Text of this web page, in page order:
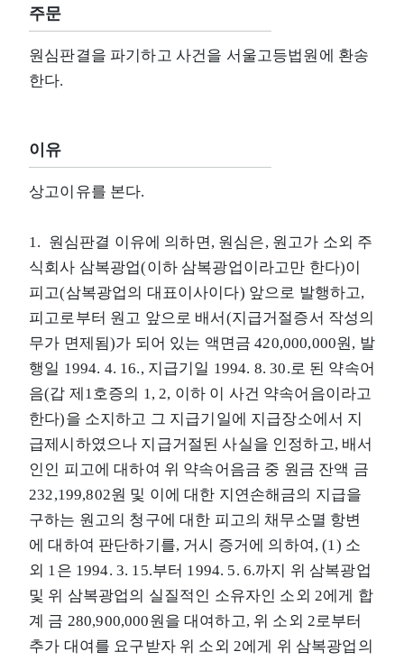
주문
원심판결을 파기하고 사건을 서울고등법원에 환송
한다.
이유
상고이유를 본다.
1. 원심판결 이유에 의하면, 원심은, 원고가 소외 주
식회사 삼복광업(이하 삼복광업이라고만 한다)이
피고(삼복광업의 대표이사이다) 앞으로 발행하고,
피고로부터 원고 앞으로 배서(지급거절증서 작성의
무가 면제됨)가 되어 있는 액면금 420,000,000원, 발
행일 1994. 4. 16., 지급기일 1994. 8. 30.로 된 약속어
음(갑 제1호증의 1, 2, 이하 이 사건 약속어음이라고
한다)을 소지하고 그 지급기일에 지급장소에서 지
급제시하였으나 지급거절된 사실을 인정하고, 배서
인인 피고에 대하여 위 약속어음금 중 원금 잔액 금
232,199,802원 및 이에 대한 지연손해금의 지급을
구하는 원고의 청구에 대한 피고의 채무소멸 항변
에 대하여 판단하기를, 거시 증거에 의하여, (1) 소
외 1은 1994. 3. 15.부터 1994. 5. 6.까지 위 삼복광업
및 위 삼복광업의 실질적인 소유자인 소외 2에게 합
계 금 280,900,000원을 대여하고, 위 소외 2로부터
추가 대여를 요구받자 위 소외 2에게 위 삼복광업의